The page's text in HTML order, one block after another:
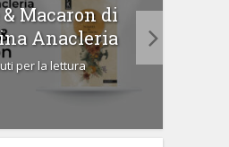
Macaron di
Anacleria
per la lettura